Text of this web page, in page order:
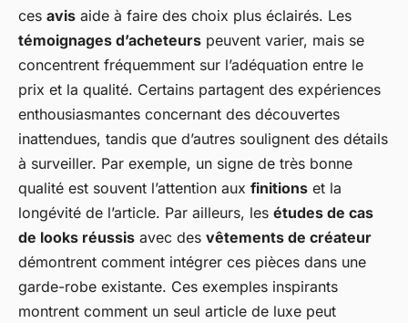
ces avis aide à faire des choix plus éclairés. Les
témoignages d’acheteurs peuvent varier, mais se
concentrent fréquemment sur l’adéquation entre le
prix et la qualité. Certains partagent des expériences
enthousiasmantes concernant des découvertes
inattendues, tandis que d’autres soulignent des détails
à surveiller. Par exemple, un signe de très bonne
qualité est souvent l’attention aux finitions et la
longévité de l’article. Par ailleurs, les études de cas
de looks réussis avec des vêtements de créateur
démontrent comment intégrer ces pièces dans une
garde-robe existante. Ces exemples inspirants
montrent comment un seul article de luxe peut